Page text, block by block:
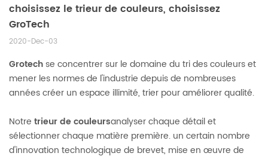
choisissez le trieur de couleurs, choisissez
GroTech
2020-Dec-03
Grotechse concentrer sur le domaine du tri des couleurs et
mener les normes de l'industrie depuis de nombreuses
années créer un espace illimité, trier pour améliorer qualité.
Notre trieur de couleursanalyser chaque détail et
sélectionner chaque matière première. un certain nombre
d'innovation technologique de brevet, mise en œuvre de